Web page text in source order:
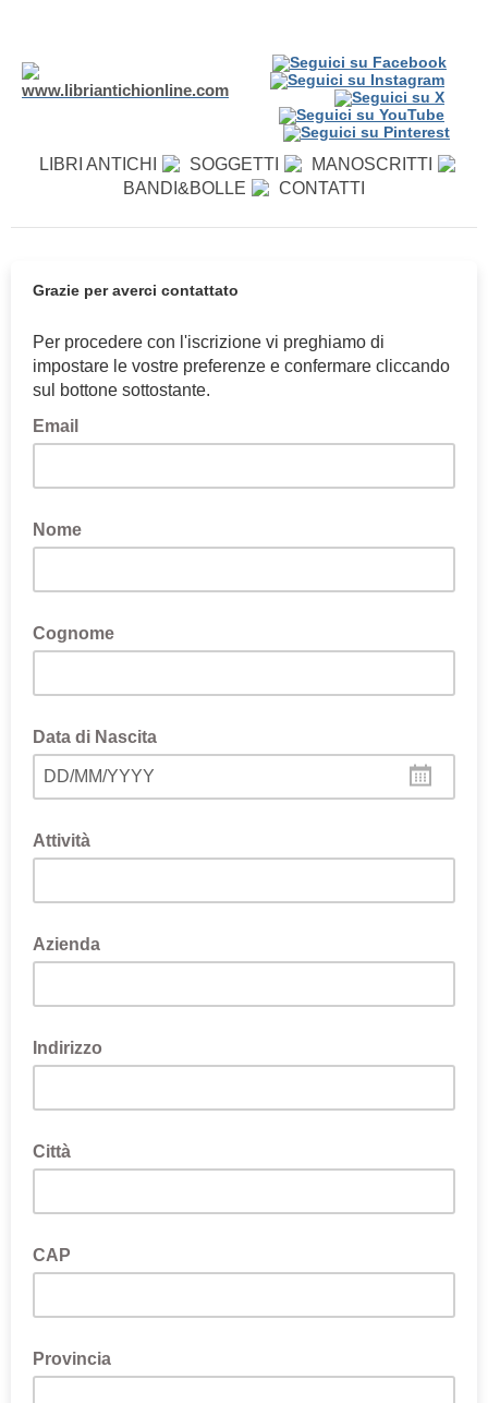
LIBRI ANTICHI SOGGETTI
MANOSCRITTI
BANDI&BOLLE
CONTATTI
Grazie per averci contattato
Per procedere con l'iscrizione vi preghiamo di
impostare le vostre preferenze e confermare cliccando
sul bottone sottostante.
Email
Nome
Cognome
Data di Nascita
DD/MM/YYYY
Attività
Azienda
Indirizzo
Città
CAP
Provincia